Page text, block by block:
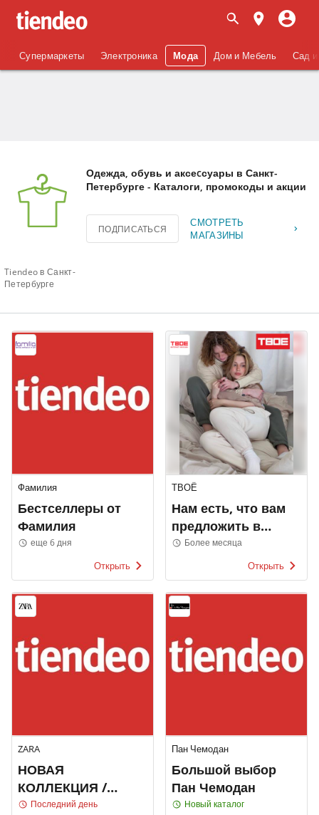
Супермаркеты Электроника Мода Дом и Мебель Сад
Tiendeo в Санкт-
Петербурге
Одежда, обувь и аксеcсуары в Санкт-
Петербурге - Каталоги, промокоды и акции
ПОДПИСАТЬСЯ
СМОТРЕТЬ
МАГАЗИНЫ
Фамилия
Бестселлеры от
Фамилия
еще 6 дня
Открыть
ТВОЁ
Нам есть, что вам
предложить в
ТВОЁ
Более месяца
Открыть
ZARA
НОВАЯ
КОЛЛЕКЦИЯ /
ЖЕНЩИНЫ
Последний день
Пан Чемодан
Большой выбор
Пан Чемодан
Новый каталог